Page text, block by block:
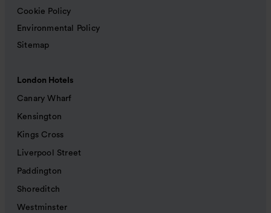
Cookie Policy
Environmental Policy
Sitemap
London Hotels
Canary Wharf
Kensington
Kings Cross
Liverpool Street
Paddington
Shoreditch
Westminster